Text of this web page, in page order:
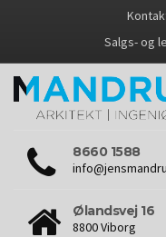
Salgs- og
8660 1588
Ølandsvej 16
8800 Viborg